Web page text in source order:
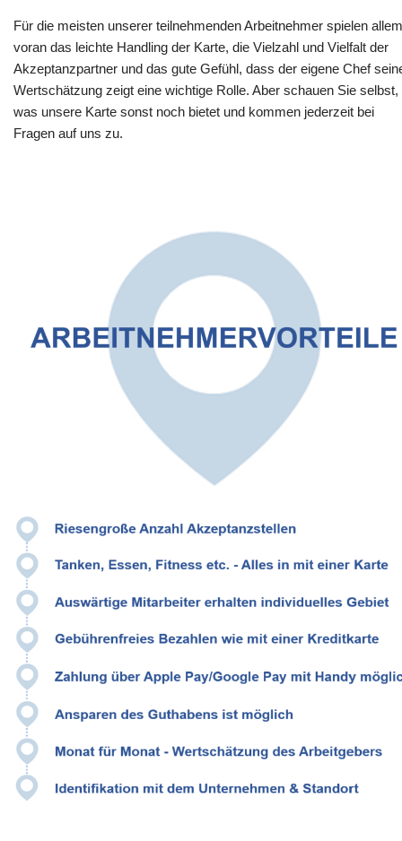
Für die meisten unserer teilnehmenden Arbeitnehmer spielen allem
voran das leichte Handling der Karte, die Vielzahl und Vielfalt der
Akzeptanzpartner und das gute Gefühl, dass der eigene Chef
Wertschätzung zeigt eine wichtige Rolle. Aber schauen Sie selbst,
was unsere Karte sonst noch bietet und kommen jederzeit bei
Fragen auf uns zu.